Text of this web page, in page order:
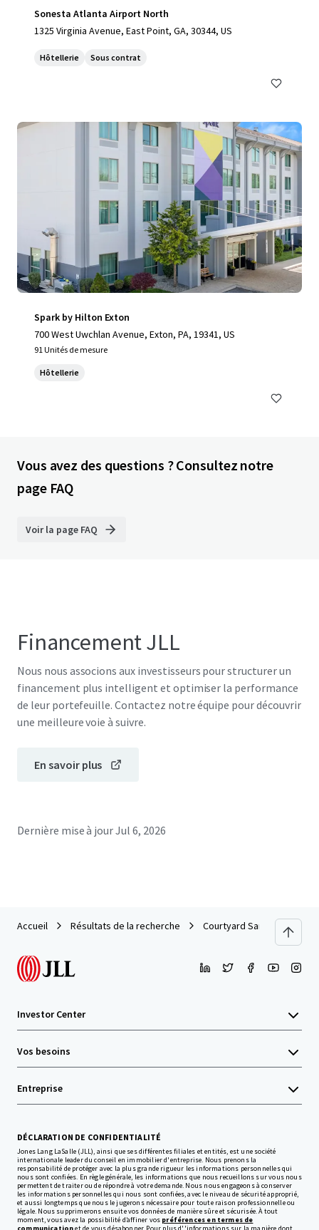
Sonesta Atlanta Airport North
1325 Virginia Avenue, East Point, GA, 30344, US
Hôtellerie Sous contrat
Spark by Hilton Exton
700 West Uwchlan Avenue, Exton, PA, 19341, US
91 Unités de mesure
Hôtellerie
Vous avez des questions ? Consultez notre
page FAQ
Voir la page FAQ
Financement JLL
Nous nous associons aux investisseurs pour structurer un
financement plus intelligent et optimiser la performance
de leur portefeuille. Contactez notre équipe pour découvrir
une meilleure voie à suivre.
En savoir plus
Dernière mise à jourJul 6, 2026
Accueil Résultats de la recherche Courtyard San Antonio
Investor Center
Vos besoins
Entreprise
DÉCLARATION DE CONFIDENTIALITÉ
Jones Lang LaSalle (JLL), ainsi que ses différentes filiales et entités, est une société
internationale leader du conseil en immobilier d'entreprise. Nous prenons la
responsabilité de protéger avec la plus grande rigueur les informations personnelles qui
nous sont confiées. En règle générale, les informations que nous recueillons sur vous nous
permettent de traiter ou de répondre à votre demande. Nous nous engageons à conserver
les informations personnelles qui nous sont confiées, avec le niveau de sécurité approprié,
et aussi longtemps que nous le jugerons nécessaire pour toute raison professionnelle ou
légale. Nous supprimerons ensuite vos données de manière sûre et sécurisée. À tout
moment, vous avez la possibilité d’affiner vos préférences en termes de